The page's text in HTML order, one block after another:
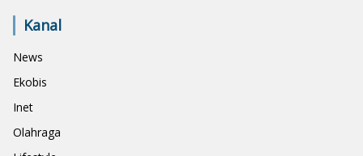
Kanal
News
Ekobis
Inet
Olahraga